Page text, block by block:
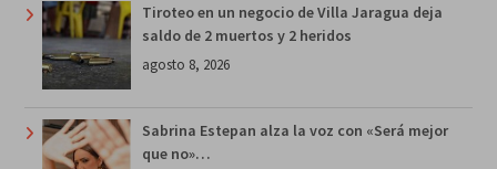
Tiroteo en un negocio de Villa Jaragua deja
saldo de 2 muertos y 2 heridos
agosto 8, 2026
Sabrina Estepan alza la voz con «Será mejor
que no»…